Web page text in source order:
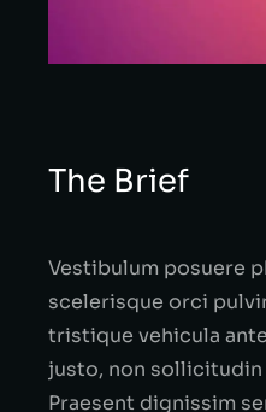
The Brief
Vestibulum posuere
scelerisque orci
tristique vehicula
justo, non sollicitudin
Praesent dignissim